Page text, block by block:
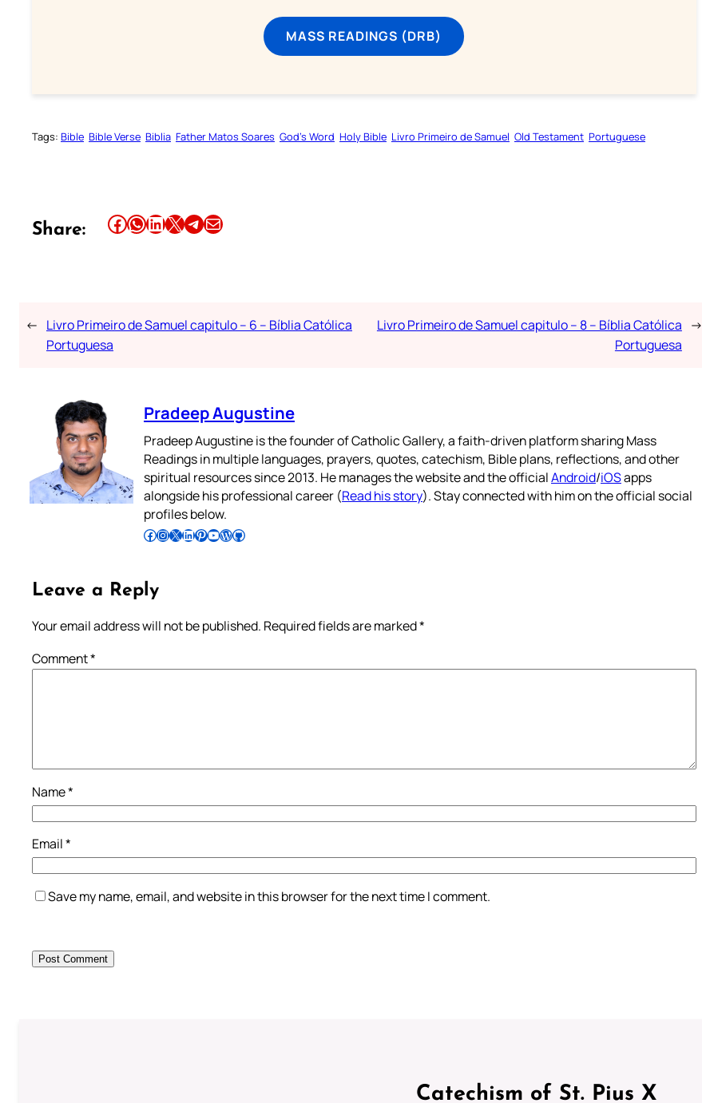
MASS READINGS (DRB)
Tags: Bible Bible Verse Biblia Father Matos Soares God’s Word Holy Bible Livro Primeiro de Samuel Old Testament Portuguese
Share: Share this article on Facebook Share this article on WhatsApp Share this article on LinkedIn Share this article on X Share this article on TelegramEmail this Article
← Livro Primeiro de Samuel capitulo – 6 – Bíblia Católica
Portuguesa
Livro Primeiro de Samuel capitulo – 8 – Bíblia Católica
Portuguesa
→
Pradeep Augustine
Pradeep Augustine is the founder of Catholic Gallery, a faith-driven platform sharing Mass
Readings in multiple languages, prayers, quotes, catechism, Bible plans, reflections, and other
spiritual resources since 2013. He manages the website and the officialAndroid/iOSapps
alongside his professional career (Read his story). Stay connected with him on the official social
profiles below.
Follow Pradeep on Facebook Follow Pradeep on InstagramFollow Pradeep on X Follow Pradeep on LinkedIn Follow Pradeep on Pinterest Subscribe to Pradeep’s Youtube Channel Follow Pradeep on WordPress Follow Pradeep on GitHub
Leave a Reply
Your email address will not be published. Required fields are marked*
Comment*
Name*
Email*
Save my name, email, and website in this browser for the next time I comment.
Catechism of St. Pius X